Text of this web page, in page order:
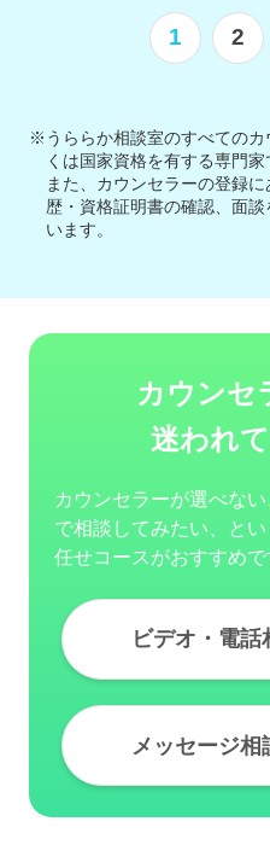
1 2
※うららか相談室のすべてのカ
くは国家資格を有する専門家
また、カウンセラーの登録
歴・資格証明書の確認、面
います。
カウンセ
迷われ
カウンセラーが選べな
で相談してみたい、と
任せコースがおすすめで
ビデオ・電話
メッセージ相